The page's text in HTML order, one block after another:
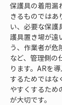
保護具の着用漏
きるものではあ
い、必要な保護
護具置き場が遠
う、作業者が危
など、管理側の
ります。ARを
するためではな
やすくするため
が大切です。